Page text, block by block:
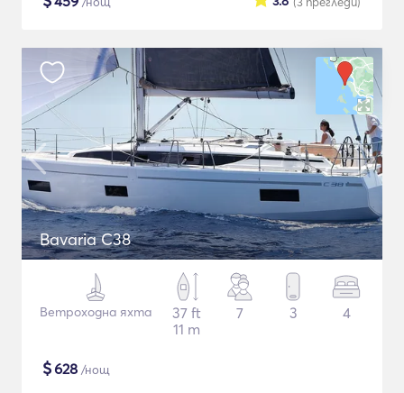
Bavaria C38
Ветроходна яхта
37 ft
11 m
7 3 4
$628 /нощ